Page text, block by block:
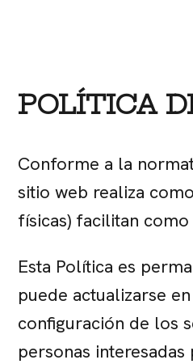
POLÍTICA
Conforme a la
sitio web realiza
físicas) facilitan
Esta Política es
puede actualizarse
configuración de los
personas